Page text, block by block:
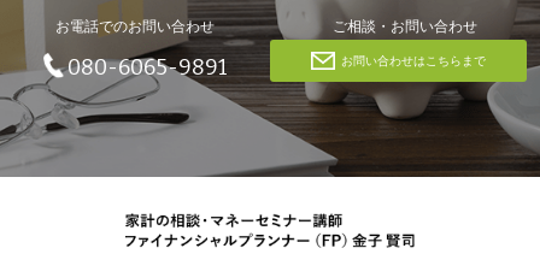
お電話でのお問い合わせ
080-6065-9891
ご相談・お問い合わせ
お問い合わせはこちらまで